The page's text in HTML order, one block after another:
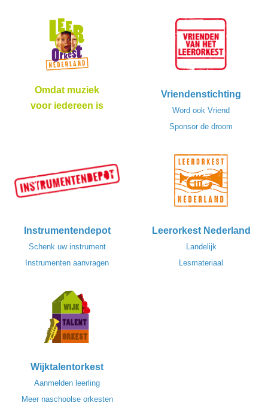
Omdat muziek
voor iedereen is
Vriendenstichting
Word ook Vriend
Sponsor de droom
Instrumentendepot
Schenk uw instrument
Instrumenten aanvragen
Leerorkest Nederland
Landelijk
Lesmateriaal
Wijktalentorkest
Aanmelden leerling
Meer naschoolse orkesten